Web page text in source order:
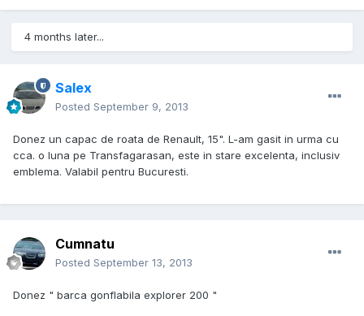
4 months later...
Salex
Posted September 9, 2013
Donez un capac de roata de Renault, 15". L-am gasit in urma cu
cca. o luna pe Transfagarasan, este in stare excelenta, inclusiv
emblema. Valabil pentru Bucuresti.
Cumnatu
Posted September 13, 2013
Donez " barca gonflabila explorer 200 "